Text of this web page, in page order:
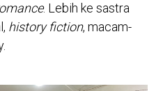
. Lebih ke sastra
history fiction, macam-